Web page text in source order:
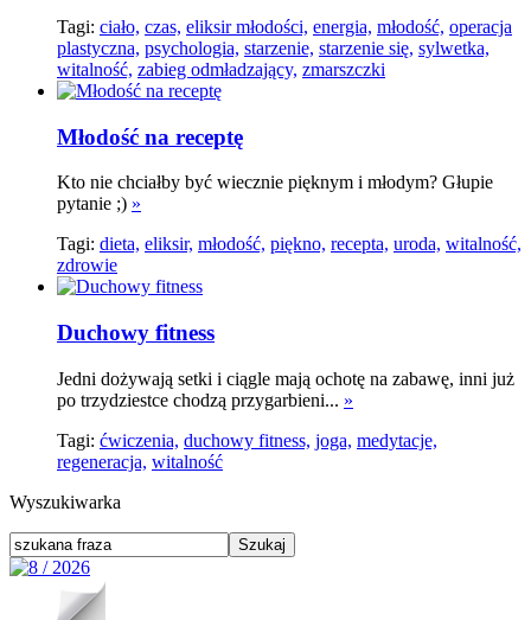
Tagi: ciało, czas, eliksir młodości, energia, młodość, operacja
plastyczna, psychologia, starzenie, starzenie się, sylwetka,
witalność, zabieg odmładzający, zmarszczki
Młodość na receptę
Kto nie chciałby być wiecznie pięknym i młodym? Głupie
pytanie ;) »
Tagi: dieta, eliksir, młodość, piękno, recepta, uroda, witalność,
zdrowie
Duchowy fitness
Jedni dożywają setki i ciągle mają ochotę na zabawę, inni już
po trzydziestce chodzą przygarbieni... »
Tagi: ćwiczenia, duchowy fitness, joga, medytacje,
regeneracja, witalność
Wyszukiwarka